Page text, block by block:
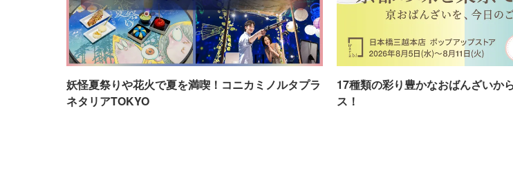
妖怪夏祭りや花火で夏を満喫！コニカミノルタプラ
ネタリアTOKYO
17種類の彩り豊かなおばんざいか
ス！